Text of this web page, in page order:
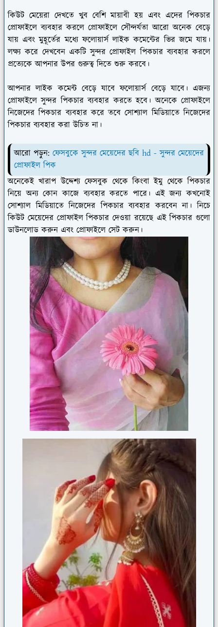
কিউট মেয়েরা দেখতে খুব বেশি মায়াবী হয় এবং এদের পিকচার
প্রোফাইলে ব্যবহার করলে প্রোফাইলে সৌন্দর্যতা আরো অনেক বেড়ে
যায় এবং মুহূর্তের মধ্যে ফলোয়ার্স লাইক কমেন্টের ভির জমে যায়।
লক্ষ্য করে দেখবেন একটি সুন্দর প্রোফাইল পিকচার ব্যবহার করলে
প্রত্যেকে আপনার উপর গুরুত্ব দিতে শুরু করবে।
আপনার লাইক কমেন্ট বেড়ে যাবে ফলোয়ার্স বেড়ে যাবে। এজন্য
প্রোফাইলে সুন্দর পিকচার ব্যবহার করতে হবে। অনেকে প্রোফাইলে
নিজেদের পিকচার ব্যবহার করে তবে সোশ্যাল মিডিয়াতে নিজেদের
পিকচার ব্যবহার করা উচিত না।
আরো পড়ুন: ফেসবুকে সুন্দর মেয়েদের ছবি hd - সুন্দর মেয়েদের
প্রোফাইল পিক
অনেকেই খারাপ উদ্দেশ্য ফেসবুক থেকে কিংবা ইমু থেকে পিকচার
নিয়ে অন্য কোন কাজে ব্যবহার করতে পারে। এই জন্য কখনোই
সোশ্যাল মিডিয়াতে নিজেদের পিকচার ব্যবহার করবেন না। নিচে
কিউট মেয়েদের প্রোফাইল পিকচার দেওয়া রয়েছে এই পিকচার গুলো
ডাউনলোড করুন এবং প্রোফাইলে সেট করুন।